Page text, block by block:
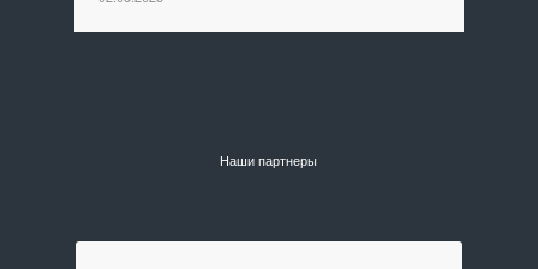
Наши партнеры